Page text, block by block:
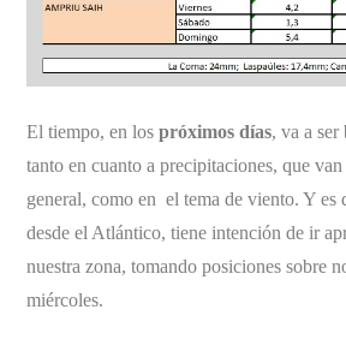
El tiempo, en lospróximos días, va a ser
tanto en cuanto a precipitaciones, que van
general, como en el tema de viento. Y es
desde el Atlántico, tiene intención de ir
nuestra zona, tomando posiciones sobre
miércoles.